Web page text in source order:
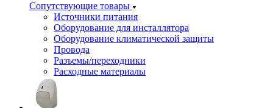
Сопутствующие товары
Источники питания
Оборудование для инсталлятора
Оборудование климатической защиты
Провода
Разъемы/переходники
Расходные материалы